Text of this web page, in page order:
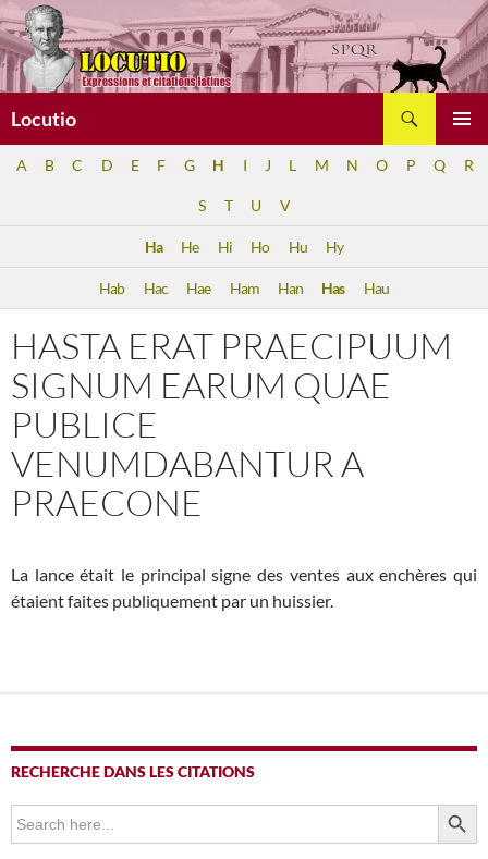
Aller
au
contenu
Locutio
A B C D E F G H I J L M N O P Q R
S T U V
Ha He Hi Ho Hu Hy
Hab Hac Hae Ham Han Has Hau
HASTA ERAT PRAECIPUUM
SIGNUM EARUM QUAE
PUBLICE
VENUMDABANTUR A
PRAECONE
La lance était le principal signe des ventes aux enchères qui
étaient faites publiquement par un huissier.
RECHERCHE DANS LES CITATIONS
Search
for:
SEARCH